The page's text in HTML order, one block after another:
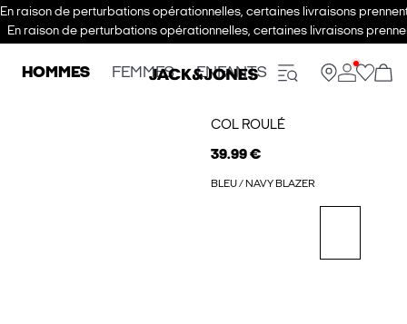
En raison de perturbations opérationnelles, certaines livraisons
En raison de perturbations opérationnelles, certaines livraisons
HOMMES FEMMES ENFANTS
COL ROULÉ
39.99 €
BLEU / NAVY BLAZER